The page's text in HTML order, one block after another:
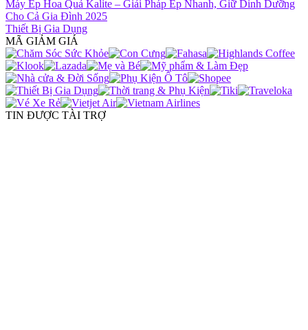
Máy Ép Hoa Quả Kalite – Giải Pháp Ép Nhanh, Giữ Dinh Dưỡng
Cho Cả Gia Đình 2025
Thiết Bị Gia Dụng
MÃ GIẢM GIÁ
TIN ĐƯỢC TÀI TRỢ